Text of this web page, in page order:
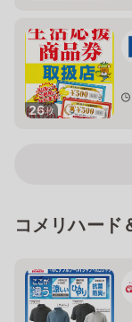
26枚
コメリハード